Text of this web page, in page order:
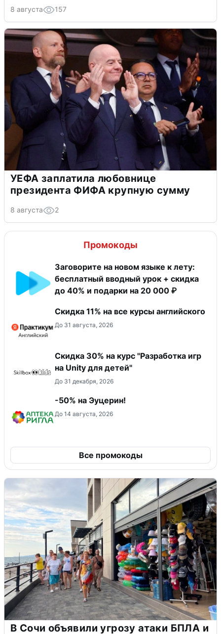
8 августа 157
УЕФА заплатила любовнице
президента ФИФА крупную сумму
8 августа 2
Промокоды
Заговорите на новом языке к лету:
бесплатный вводный урок + скидка
до 40% и подарки на 20 000 ₽
Скидка 11% на все курсы английского
До 31 августа, 2026
Скидка 30% на курс "Разработка игр
на Unity для детей"
До 31 декабря, 2026
-50% на Эуцерин!
До 14 августа, 2026
Все промокоды
В Сочи объявили угрозу атаки БПЛА и